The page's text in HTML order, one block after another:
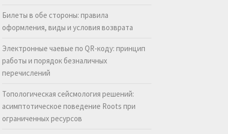
Билеты в обе стороны: правила
оформления, виды и условия возврата
Электронные чаевые по QR-коду: принцип
работы и порядок безналичных
перечислений
Топологическая сейсмология решений:
асимптотическое поведение Roots при
ограниченных ресурсов